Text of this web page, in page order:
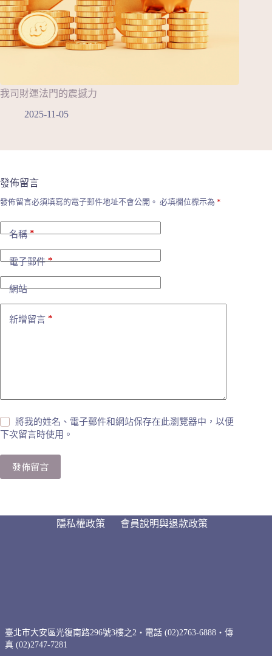
我司財運法門的震撼力
2025-11-05
發佈留言
發佈留言必須填寫的電子郵件地址不會公開。 必填欄位標示為 *
名稱*
電子郵件*
網站
新增留言 *
將我的姓名、電子郵件和網站保存在此瀏覽器中，以便
下次留言時使用。
發佈留言
隱私權政策 會員說明與退款政策
臺北市大安區光復南路296號3樓之2・電話 (02)2763-6888・傳
真 (02)2747-7281